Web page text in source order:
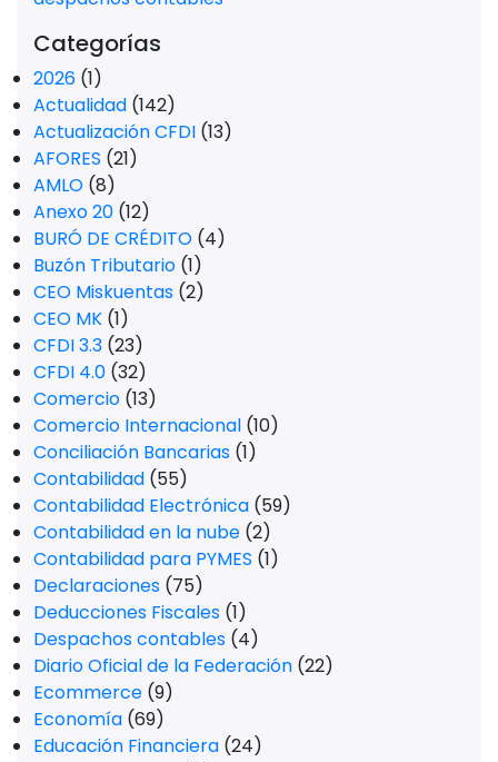
Categorías
2026 (1)
Actualidad (142)
Actualización CFDI (13)
AFORES (21)
AMLO (8)
Anexo 20 (12)
BURÓ DE CRÉDITO (4)
Buzón Tributario (1)
CEO Miskuentas (2)
CEO MK (1)
CFDI 3.3 (23)
CFDI 4.0 (32)
Comercio (13)
Comercio Internacional (10)
Conciliación Bancarias (1)
Contabilidad (55)
Contabilidad Electrónica (59)
Contabilidad en la nube (2)
Contabilidad para PYMES (1)
Declaraciones (75)
Deducciones Fiscales (1)
Despachos contables (4)
Diario Oficial de la Federación (22)
Ecommerce (9)
Economía (69)
Educación Financiera (24)